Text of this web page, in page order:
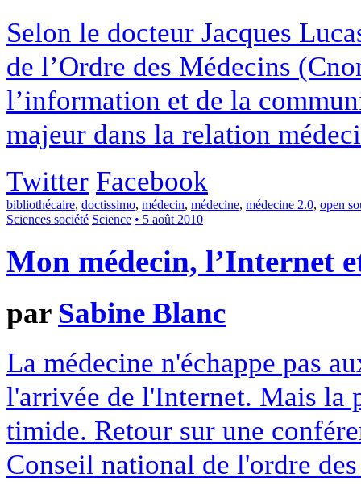
Selon le docteur Jacques
de l’Ordre des Médecins
l’information et de la
majeur dans la relation
Twitter Facebook
bibliothécaire, doctissimo, médecin, médecine, médecine 2.0, open
Sciences société Science • 5 août 2010
Mon médecin, l’Internet
par Sabine Blanc
La médecine n'échappe pas
l'arrivée de l'Internet. Mais la
timide. Retour sur une
Conseil national de l'ordre